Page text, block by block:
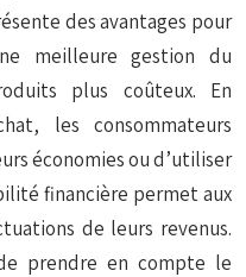
des avantages pour
meilleure gestion du
plus coûteux. En
les consommateurs
économies ou d’utiliser
financière permet aux
de leurs revenus.
prendre en compte le